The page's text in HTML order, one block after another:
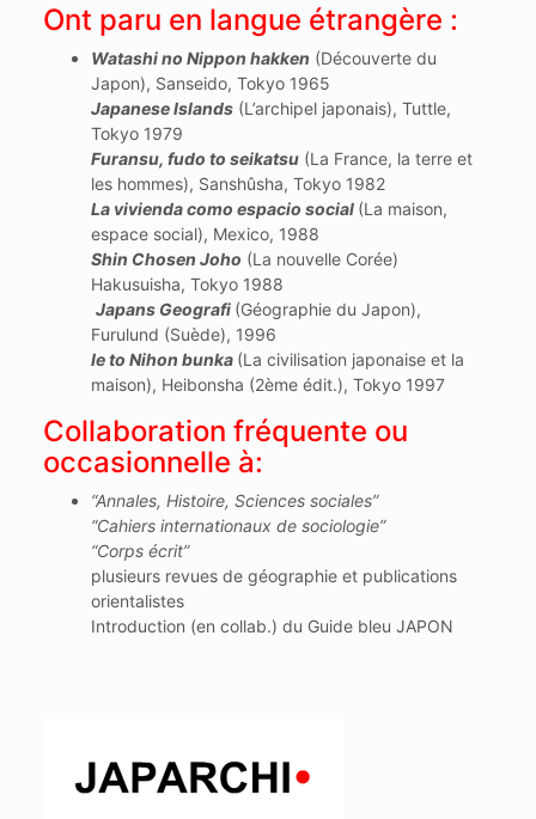
Ont paru en langue étrangère :
Watashi no Nippon hakken (Découverte du
Japon), Sanseido, Tokyo 1965
Japanese Islands (L’archipel japonais), Tuttle,
Tokyo 1979
Furansu, fudo to seikatsu (La France, la terre et
les hommes), Sanshûsha, Tokyo 1982
La vivienda como espacio social (La maison,
espace social), Mexico, 1988
Shin Chosen Joho (La nouvelle Corée)
Hakusuisha, Tokyo 1988
Japans Geografi (Géographie du Japon),
Furulund (Suède), 1996
Ie to Nihon bunka (La civilisation japonaise et la
maison), Heibonsha (2ème édit.), Tokyo 1997
Collaboration fréquente ou
occasionnelle à:
“Annales, Histoire, Sciences sociales”
“Cahiers internationaux de sociologie”
“Corps écrit”
plusieurs revues de géographie et publications
orientalistes
Introduction (en collab.) du Guide bleu JAPON